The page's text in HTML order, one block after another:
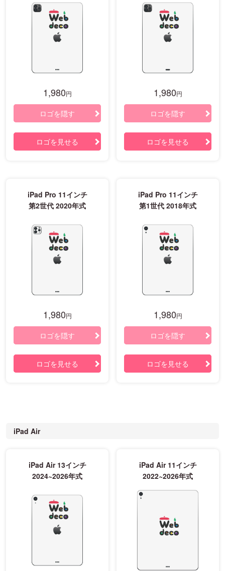
1,980円
ロゴを隠す
ロゴを見せる
1,980円
ロゴを隠す
ロゴを見せる
iPad Pro 11インチ
第2世代 2020年式
1,980円
ロゴを隠す
ロゴを見せる
iPad Pro 11インチ
第1世代 2018年式
1,980円
ロゴを隠す
ロゴを見せる
iPad Air
iPad Air 13インチ
2024~2026年式
iPad Air 11インチ
2022~2026年式